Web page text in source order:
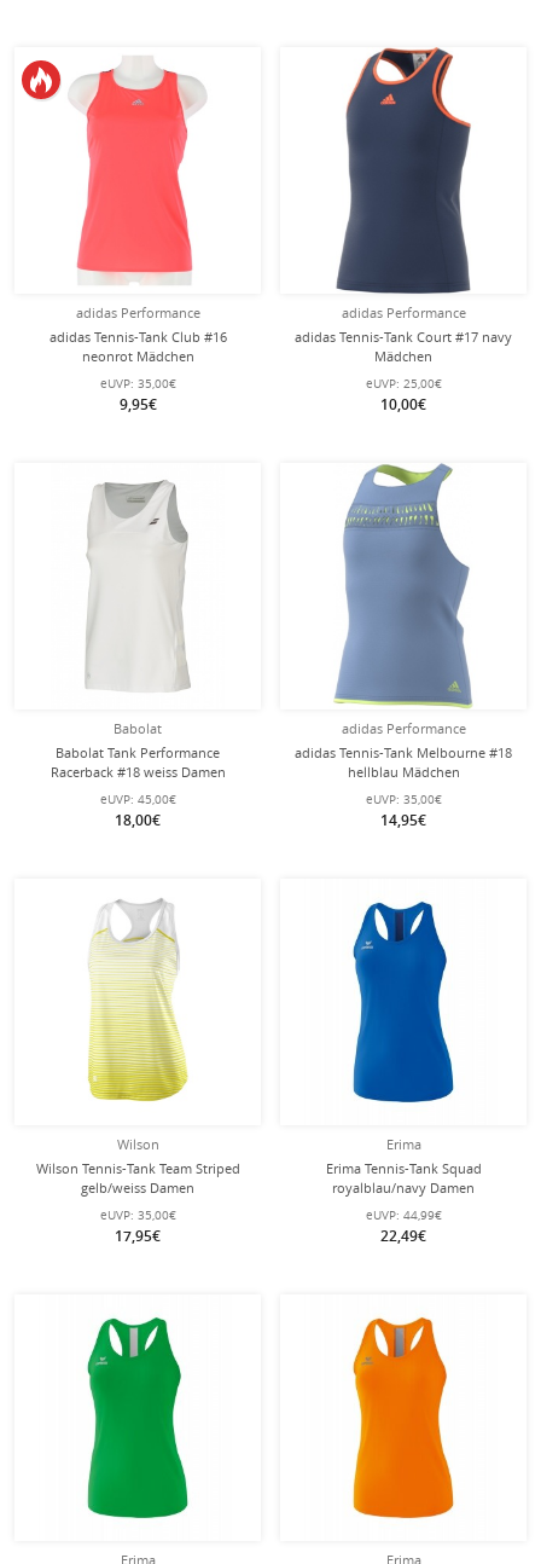
adidas Performance
adidas Tennis-Tank Club #16
neonrot Mädchen
eUVP: 35,00€
9,95€
adidas Performance
adidas Tennis-Tank Court #17 navy
Mädchen
eUVP: 25,00€
10,00€
Babolat
Babolat Tank Performance
Racerback #18 weiss Damen
eUVP: 45,00€
18,00€
adidas Performance
adidas Tennis-Tank Melbourne #18
hellblau Mädchen
eUVP: 35,00€
14,95€
Wilson
Wilson Tennis-Tank Team Striped
gelb/weiss Damen
eUVP: 35,00€
17,95€
Erima
Erima Tennis-Tank Squad
royalblau/navy Damen
eUVP: 44,99€
22,49€
Erima
Erima